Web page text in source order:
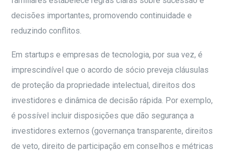
decisões importantes, promovendo continuidade e
reduzindo conflitos.
Em startups e empresas de tecnologia, por sua vez, é
imprescindível que o acordo de sócio preveja cláusulas
de proteção da propriedade intelectual, direitos dos
investidores e dinâmica de decisão rápida. Por exemplo,
é possível incluir disposições que dão segurança a
investidores externos (governança transparente, direitos
de veto, direito de participação em conselhos e métricas